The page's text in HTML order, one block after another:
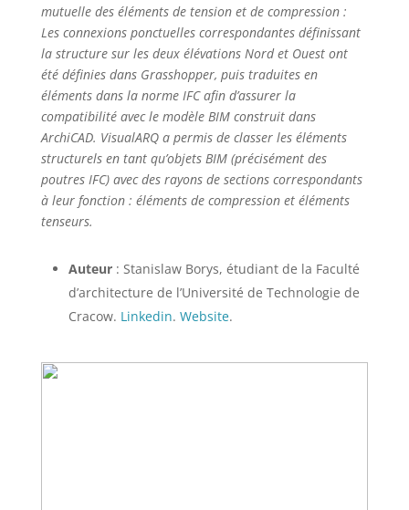
mutuelle des éléments de tension et de compression :
Les connexions ponctuelles correspondantes définissant
la structure sur les deux élévations Nord et Ouest ont
été définies dans Grasshopper, puis traduites en
éléments dans la norme IFC afin d’assurer la
compatibilité avec le modèle BIM construit dans
ArchiCAD. VisualARQ a permis de classer les éléments
structurels en tant qu’objets BIM (précisément des
poutres IFC) avec des rayons de sections correspondants
à leur fonction : éléments de compression et éléments
tenseurs.
Auteur : Stanislaw Borys, étudiant de la Faculté
d’architecture de l’Université de Technologie de
Cracow. Linkedin. Website.